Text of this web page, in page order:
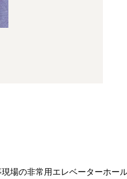
場の非常用エレベーターホー